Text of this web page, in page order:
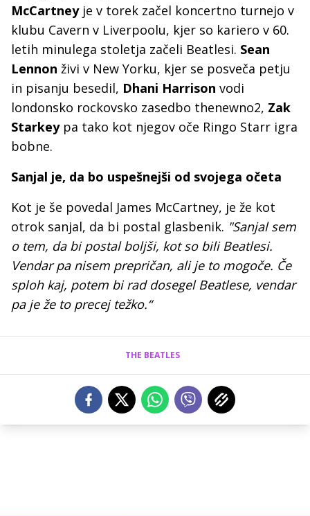
McCartneyje v torek začel koncertno turnejo v
klubu Cavern v Liverpoolu, kjer so kariero v 60.
letih minulega stoletja začeli Beatlesi. Sean
Lennon živi v New Yorku, kjer se posveča petju
in pisanju besedil, Dhani Harrison vodi
londonsko rockovsko zasedbo thenewno2, Zak
Starkeypa tako kot njegov oče Ringo Starr igra
bobne.
Sanjal je, da bo uspešnejši od svojega očeta
Kot je še povedal James McCartney, je že kot
otrok sanjal, da bi postal glasbenik. "Sanjal sem
o tem, da bi postal boljši, kot so bili Beatlesi.
Vendar pa nisem prepričan, ali je to mogoče. Če
sploh kaj, potem bi rad dosegel Beatlese, vendar
pa je že to precej težko.“
THE BEATLES